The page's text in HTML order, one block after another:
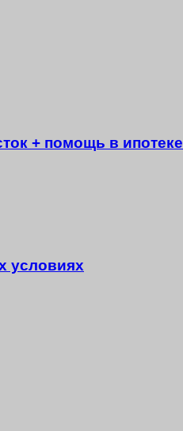
+ помощь в ипотеке
условиях